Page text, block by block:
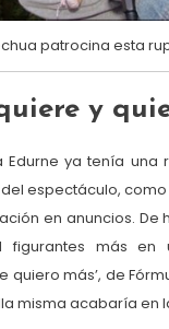
patrocina esta
y
Edurne ya tenía una
espectáculo,
en anuncios. De
figurantes más
quiero más’, de
misma acabaría en